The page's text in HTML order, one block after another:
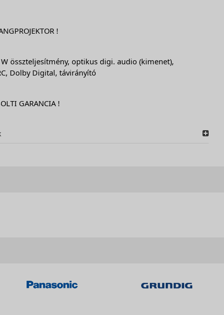
!
összteljesítmény, optikus digi. audio (kimenet),
Dolby Digital, távirányító
GARANCIA !